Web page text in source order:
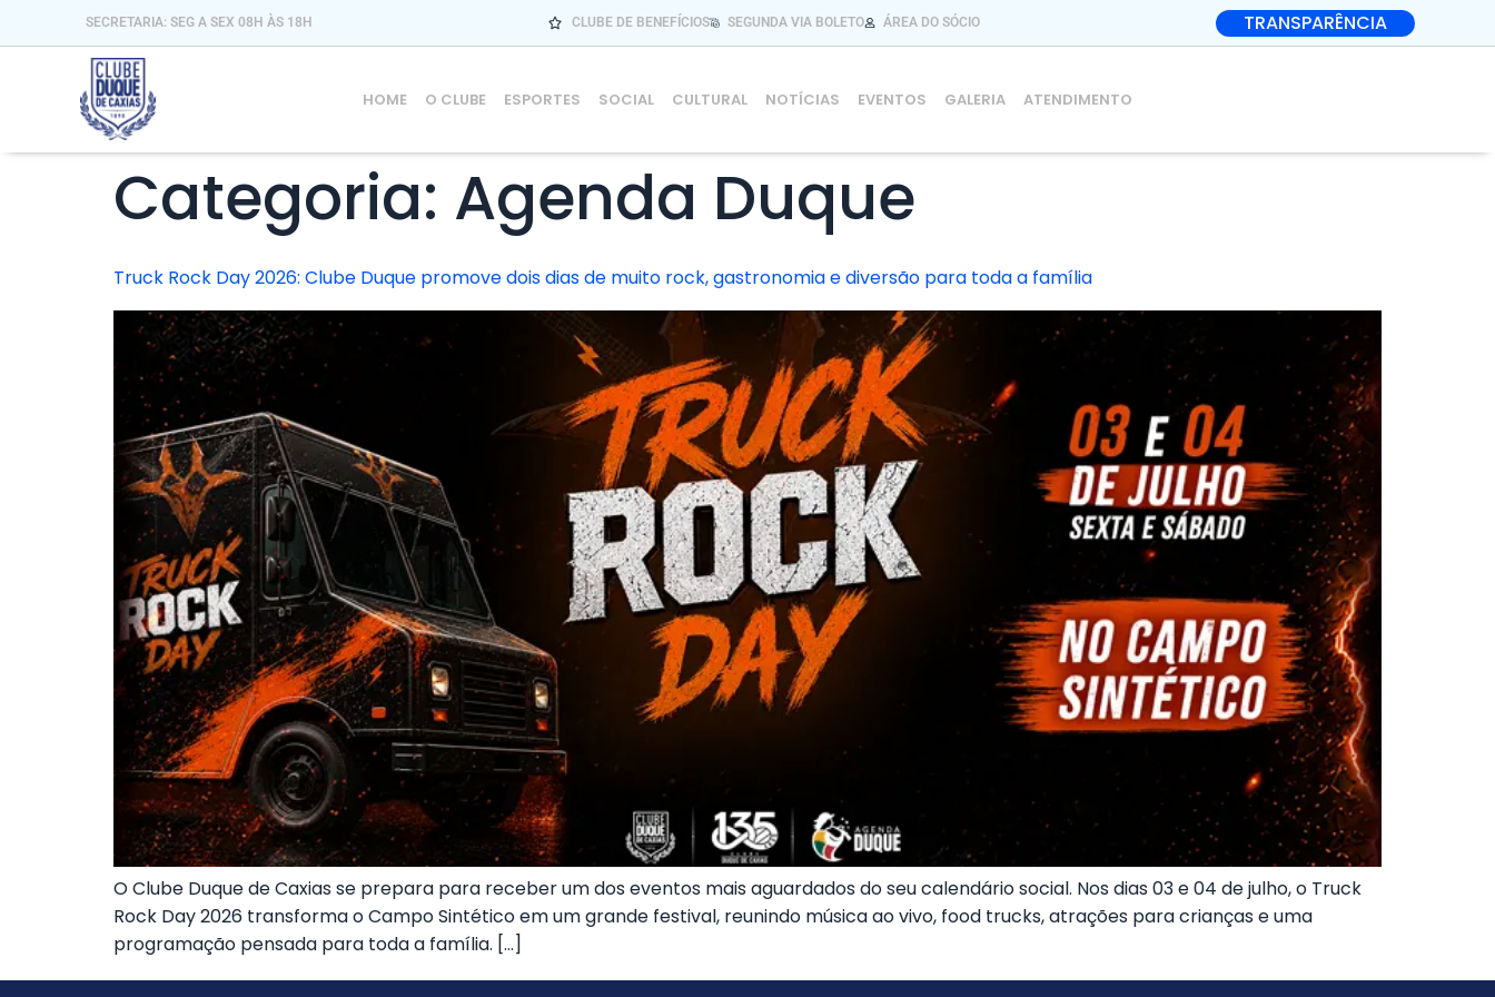
SECRETARIA: SEG A SEX 08H ÀS 18H CLUBE DE BENEFÍCIOS SEGUNDA VIA BOLETO ÁREA DO SÓCIO TRANSPARÊNCIA
HOME O CLUBE ESPORTES SOCIAL CULTURAL NOTÍCIAS EVENTOS GALERIA ATENDIMENTO
Categoria: Agenda Duque
Truck Rock Day 2026: Clube Duque promove dois dias de muito rock, gastronomia e diversão para toda a família
O Clube Duque de Caxias se prepara para receber um dos eventos mais aguardados do seu calendário social. Nos dias 03 e 04 de julho, o Truck
Rock Day 2026 transforma o Campo Sintético em um grande festival, reunindo música ao vivo, food trucks, atrações para crianças e uma
programação pensada para toda a família. […]